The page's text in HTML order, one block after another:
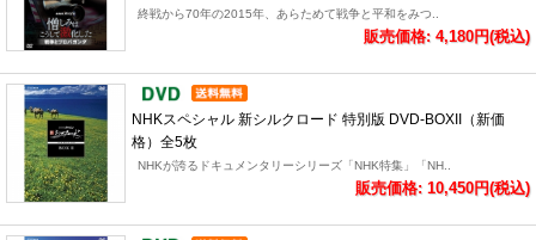
終戦から70年の2015年、あらためて戦争と平和をみつ..
販売価格: 4,180円(税込)
NHKスペシャル 新シルクロード 特別版 DVD-BOXII（新価
格）全5枚
NHKが誇るドキュメンタリーシリーズ「NHK特集」「NH..
販売価格: 10,450円(税込)